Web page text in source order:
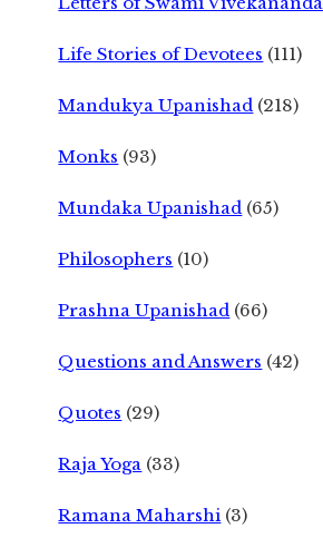
Life Stories of Devotees (111)
Mandukya Upanishad (218)
Monks (93)
Mundaka Upanishad (65)
Philosophers (10)
Prashna Upanishad (66)
Questions and Answers (42)
Quotes (29)
Raja Yoga (33)
Ramana Maharshi (3)